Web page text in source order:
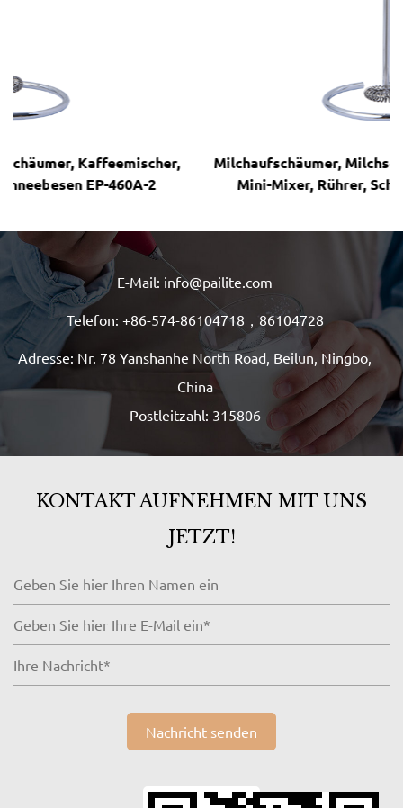
2
Milchaufschäumer, Milchschäumer,
Mini-Mixer, Rührer, Schneebesen EP-460A-3
KONTAKT AUFNEHMEN MIT UNS
JETZT!
Nachricht senden
E-Mail: info@pailite.com
Telefon: +86-574-86104718，86104728
Adresse: Nr. 78 Yanshanhe North Road, Beilun, Ningbo,
China
Postleitzahl: 315806